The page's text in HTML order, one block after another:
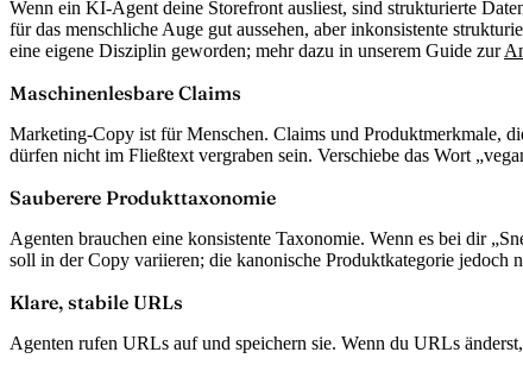
Wenn ein KI-Agent deine Storefront ausliest, sind strukturierte
für das menschliche Auge gut aussehen, aber inkonsistente
eine eigene Disziplin geworden; mehr dazu in unserem Guide zur
Maschinenlesbare Claims
Marketing-Copy ist für Menschen. Claims und Produktmerkmale,
dürfen nicht im Fließtext vergraben sein. Verschiebe das Wort
Sauberere Produkttaxonomie
Agenten brauchen eine konsistente Taxonomie. Wenn es bei dir
soll in der Copy variieren; die kanonische Produktkategorie jedoch
Klare, stabile URLs
Agenten rufen URLs auf und speichern sie. Wenn du URLs